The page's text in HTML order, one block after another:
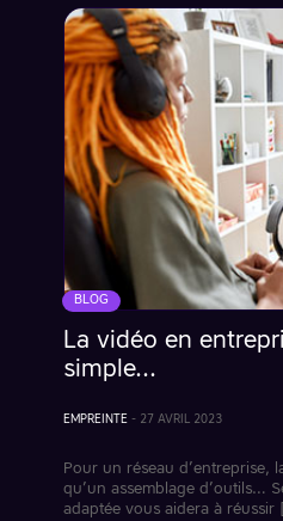
BLOG
La vidéo en
simple…
EMPREINTE - 27 AVRIL 2023
Pour un réseau d’entreprise,
qu’un assemblage d’outils…
adaptée vous aidera à réussir